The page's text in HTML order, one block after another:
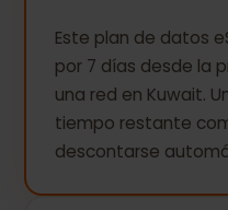
Este plan de datos
por 7 días desde la
una red en Kuwait.
tiempo restante
descontarse